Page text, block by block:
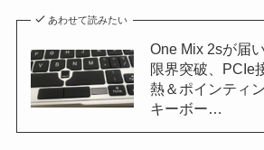
あわせて読みたい
One Mix 2sが届
限界突破、PCIe
熱＆ポインティ
キーボー…